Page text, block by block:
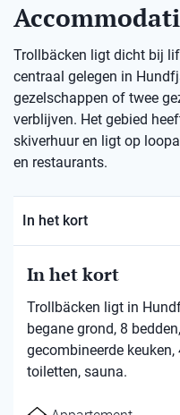
Trollbäcken ligt dicht bij
centraal gelegen in
gezelschappen of twee
verblijven. Het gebied
skiverhuur en ligt op
en restaurants.
In het kort
In het kort
Trollbäcken ligt in
begane grond, 8
gecombineerde
toiletten, sauna.